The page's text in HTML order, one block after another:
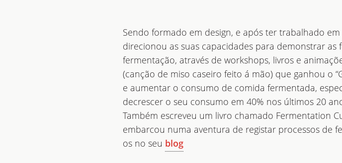
Sendo formado em design, e após ter trabalhado
direcionou as suas capacidades para demonstrar as
fermentação, através de workshops, livros e
(canção de miso caseiro feito á mão) que ganhou o
e aumentar o consumo de comida fermentada,
decrescer o seu consumo em 40% nos últimos 20
Também escreveu um livro chamado Fermentation
embarcou numa aventura de registar processos de
os no seu blog